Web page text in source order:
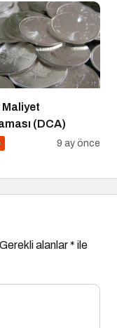
(DCA)
9 ay önce
Gerekli alanlar* ile